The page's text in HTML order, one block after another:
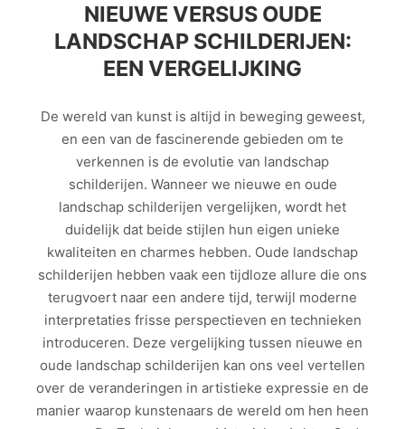
NIEUWE VERSUS OUDE
LANDSCHAP SCHILDERIJEN:
EEN VERGELIJKING
De wereld van kunst is altijd in beweging geweest,
en een van de fascinerende gebieden om te
verkennen is de evolutie van landschap
schilderijen. Wanneer we nieuwe en oude
landschap schilderijen vergelijken, wordt het
duidelijk dat beide stijlen hun eigen unieke
kwaliteiten en charmes hebben. Oude landschap
schilderijen hebben vaak een tijdloze allure die ons
terugvoert naar een andere tijd, terwijl moderne
interpretaties frisse perspectieven en technieken
introduceren. Deze vergelijking tussen nieuwe en
oude landschap schilderijen kan ons veel vertellen
over de veranderingen in artistieke expressie en de
manier waarop kunstenaars de wereld om hen heen